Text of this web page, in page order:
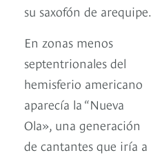
su saxofón de arequipe.
En zonas menos
septentrionales del
hemisferio americano
aparecía la “Nueva
Ola», una generación
de cantantes que iría a